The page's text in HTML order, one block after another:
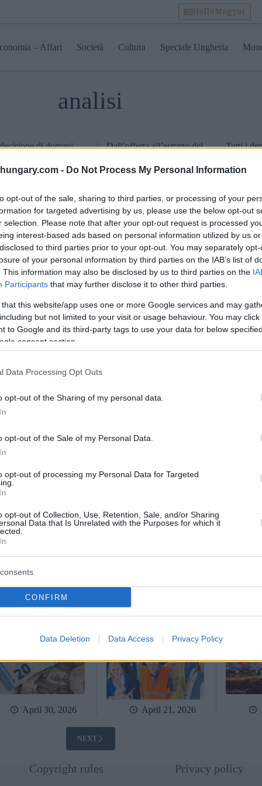
- Do Not Process My Personal Information
opt-out of the sale, sharing to third parties, or processing of your
for targeted advertising by us, please use the below opt-out
selection. Please note that after your opt-out request is processed
interest-based ads based on personal information utilized by us
to third parties prior to your opt-out. You may separately
of your personal information by third parties on the IAB’s list of
This information may also be disclosed by us to third parties on the
Participants that may further disclose it to other third parties.
that this website/app uses one or more Google services and may
but not limited to your visit or usage behaviour. You may
to Google and its third-party tags to use your data for below
consent section.
Data Processing Opt Outs
opt-out of the Sharing of my personal data.
opt-out of the Sale of my Personal Data.
opt-out of processing my Personal Data for Targeted
opt-out of Collection, Use, Retention, Sale, and/or Sharing
Data that Is Unrelated with the Purposes for which it
CONFIRM
Data Deletion Data Access Privacy Policy
HelloMagyar
– Affari Società Cultura Speciale Ungheria
analisi
di domani
quali
essere le
e sul fiorino
July 20, 2026
Dall’offerta all’estratto del
acquisto immobiliare
sicuro in Ungheria
July 20, 2026
Tutti i
dopo
governo
ungheresi a
della sfiducia degli
July 2, 2026
I primi 50 giorni del primo
June 29, 2026
Il costo
migliore degli
negativa
April 30, 2026 April 21, 2026
NEXT
Copyright rules Privacy policy